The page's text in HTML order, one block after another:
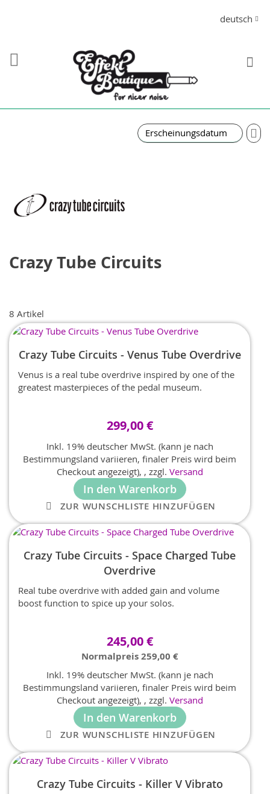
Sprache
deutsch
Crazy Tube Circuits
8 Artikel
In
Crazy Tube Circuits - Venus Tube Overdrive
Venus is a real tube overdrive inspired by one of the
greatest masterpieces of the pedal museum.
299,00 €
Inkl. 19% deutscher MwSt. (kann je nach
Bestimmungsland variieren, finaler Preis wird beim
Checkout angezeigt), , zzgl. Versand
In den Warenkorb
ZUR WUNSCHLISTE HINZUFÜGEN
Crazy Tube Circuits - Space Charged Tube
Overdrive
Real tube overdrive with added gain and volume
boost function to spice up your solos.
Sonderangebot
245,00 €
Normalpreis 259,00 €
Inkl. 19% deutscher MwSt. (kann je nach
Bestimmungsland variieren, finaler Preis wird beim
Checkout angezeigt), , zzgl. Versand
In den Warenkorb
ZUR WUNSCHLISTE HINZUFÜGEN
Crazy Tube Circuits - Killer V Vibrato